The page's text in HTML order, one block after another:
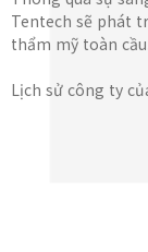
Tentech sẽ phát
thẩm mỹ toàn
Lịch sử công ty